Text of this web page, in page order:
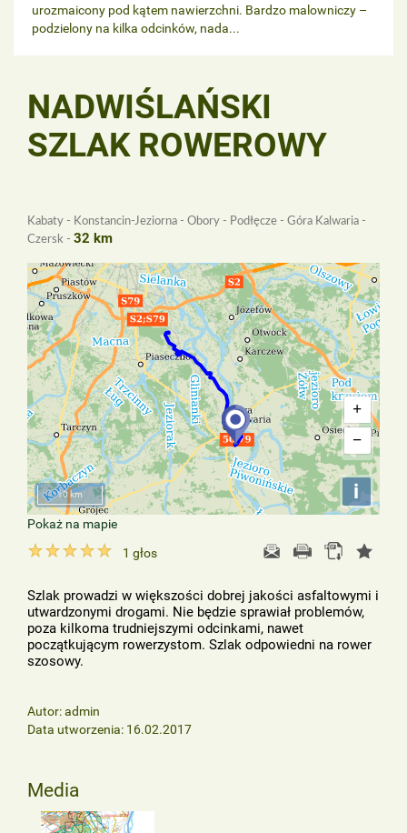
urozmaicony pod kątem nawierzchni. Bardzo malowniczy –
podzielony na kilka odcinków, nada...
NADWIŚLAŃSKI
SZLAK ROWEROWY
Kabaty - Konstancin-Jeziorna - Obory - Podłęcze - Góra Kalwaria -
Czersk - 32 km
+
−
i
10 km
Pokaż na mapie
1 głos
Szlak prowadzi w większości dobrej jakości asfaltowymi i
utwardzonymi drogami. Nie będzie sprawiał problemów,
poza kilkoma trudniejszymi odcinkami, nawet
początkującym rowerzystom. Szlak odpowiedni na rower
szosowy.
Autor: admin
Data utworzenia: 16.02.2017
Media